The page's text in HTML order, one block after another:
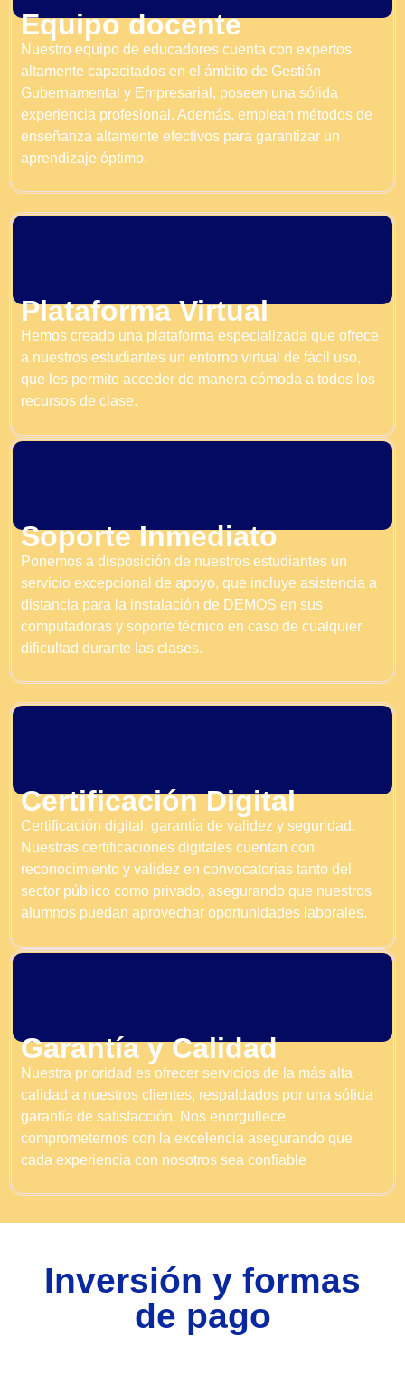
Equipo docente
Nuestro equipo de educadores cuenta con expertos
altamente capacitados en el ámbito de Gestión
Gubernamental y Empresarial, poseen una sólida
experiencia profesional. Además, emplean métodos de
enseñanza altamente efectivos para garantizar un
aprendizaje óptimo.
Plataforma Virtual
Hemos creado una plataforma especializada que ofrece
a nuestros estudiantes un entorno virtual de fácil uso,
que les permite acceder de manera cómoda a todos los
recursos de clase.
Soporte Inmediato
Ponemos a disposición de nuestros estudiantes un
servicio excepcional de apoyo, que incluye asistencia a
distancia para la instalación de DEMOS en sus
computadoras y soporte técnico en caso de cualquier
dificultad durante las clases.
Certificación Digital
Certificación digital: garantía de validez y seguridad.
Nuestras certificaciones digitales cuentan con
reconocimiento y validez en convocatorias tanto del
sector público como privado, asegurando que nuestros
alumnos puedan aprovechar oportunidades laborales.
Garantía y Calidad
Nuestra prioridad es ofrecer servicios de la más alta
calidad a nuestros clientes, respaldados por una sólida
garantía de satisfacción. Nos enorgullece
comprometernos con la excelencia asegurando que
cada experiencia con nosotros sea confiable
Inversión y formas
de pago